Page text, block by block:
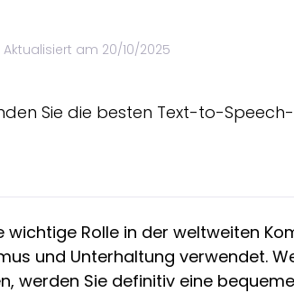
Aktualisiert am 20/10/2025
Sie die besten Text-to-
wichtige Rolle in der weltweiten
und Unterhaltung verwendet.
werden Sie definitiv eine